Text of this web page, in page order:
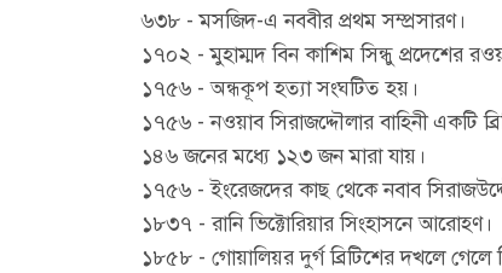
৬৩৮ - মসজিদ-এ নববীর প্রথম সম্প্রসারণ।
১৭০২ - মুহাম্মদ বিন কাশিম সিন্ধু প্রদেশের
১৭৫৬ - অন্ধকূপ হত্যা সংঘটিত হয়।
১৭৫৬ - নওয়াব সিরাজদ্দৌলার বাহিনী একটি
১৪৬ জনের মধ্যে ১২৩ জন মারা যায়।
১৭৫৬ - ইংরেজদের কাছ থেকে নবাব
১৮৩৭ - রানি ভিক্টোরিয়ার সিংহাসনে আরোহণ।
১৮৫৮ - গোয়ালিয়র দুর্গ ব্রিটিশের দখলে গেলে